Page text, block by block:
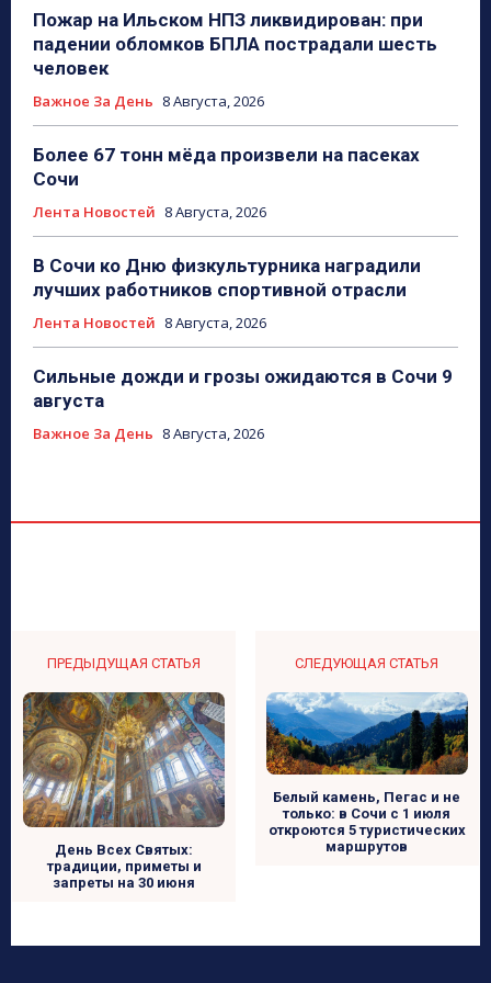
Пожар на Ильском НПЗ ликвидирован: при
падении обломков БПЛА пострадали шесть
человек
Важное За День 8 Августа, 2026
Более 67 тонн мёда произвели на пасеках
Сочи
Лента Новостей 8 Августа, 2026
В Сочи ко Дню физкультурника наградили
лучших работников спортивной отрасли
Лента Новостей 8 Августа, 2026
Сильные дожди и грозы ожидаются в Сочи 9
августа
Важное За День 8 Августа, 2026
ПРЕДЫДУЩАЯ СТАТЬЯ
День Всех Святых:
традиции, приметы и
запреты на 30 июня
СЛЕДУЮЩАЯ СТАТЬЯ
Белый камень, Пегас и не
только: в Сочи с 1 июля
откроются 5 туристических
маршрутов